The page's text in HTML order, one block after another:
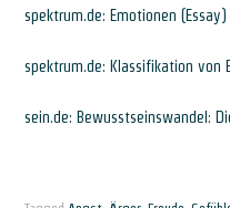
spektrum.de: Emotionen (Essay)
spektrum.de: Klassifikation von
sein.de: Bewusstseinswandel: